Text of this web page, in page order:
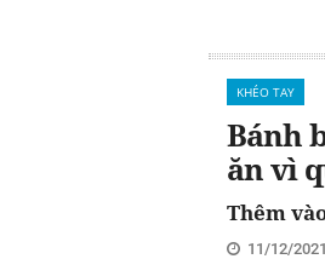
KHÉO TAY
Bánh
ăn vì
Thêm
11/12/